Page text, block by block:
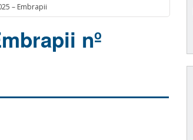
– Embrapii
nº